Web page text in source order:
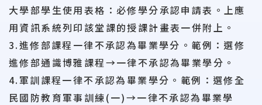
大學部學生使用表格：必修學分承認申請表。上應
用資訊系統列印該堂課的授課計畫表一併附上。
3.進修部課程一律不承認為畢業學分。範例：選修
進修部通識博雅課程→一律不承認為畢業學分。
4.軍訓課程一律不承認為畢業學分。範例：選修全
民國防教育軍事訓練(一)→一律不承認為畢業學